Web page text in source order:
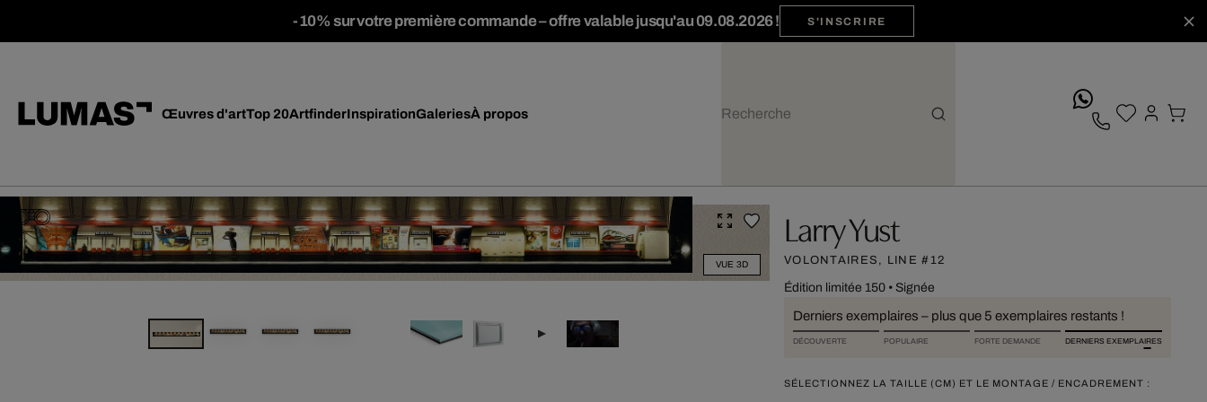
-10% sur votre première commande – offre valable jusqu'au 09.08.2026 ! S'INSCRIRE
Œuvres d'artTop 20ArtfinderInspirationGaleriesÀ propos
VUE 3D
Larry Yust
VOLONTAIRES, LINE #12
Édition limitée 150• Signée
Derniers exemplaires – plus que 5 exemplaires restants !
DÉCOUVERTE POPULAIRE FORTE DEMANDE DERNIERS EXEMPLAIRES
SÉLECTIONNEZ LA TAILLE (CM) ET LE MONTAGE / ENCADREMENT :